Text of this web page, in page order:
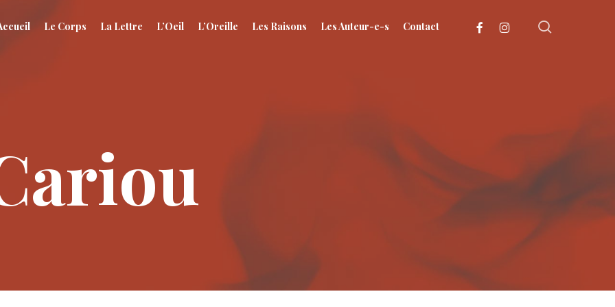
Le Corps La Lettre L’Oeil L’Oreille Les Raisons Les Auteur-e-s Contact facebookinstagram